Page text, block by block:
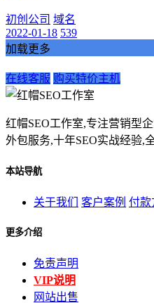
初创公司 域名
2022-01-18 539
加载更多
在线客服 购买特价主机
红帽SEO工作室,专注营销型
外包服务,十年SEO实战经验,
本站导航
关于我们 客户案例 付款
更多介绍
免责声明
VIP说明
网站出售